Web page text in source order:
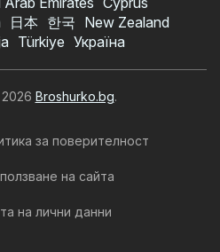
日本 한국 New Zealand
Türkiye Україна
Broshurko.bg.
за поверителност
на сайта
на лични данни